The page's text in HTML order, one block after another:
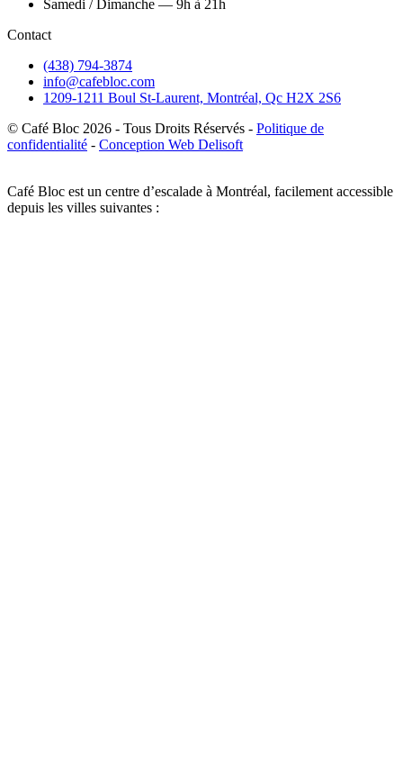
Samedi / Dimanche — 9h à 21h
Contact
(438) 794-3874
info@cafebloc.com
1209-1211 Boul St-Laurent, Montréal, Qc H2X 2S6
© Café Bloc 2026 - Tous Droits Réservés - Politique de
confidentialité - Conception Web Delisoft
Café Bloc est un centre d’escalade à Montréal, facilement accessible
depuis les villes suivantes :